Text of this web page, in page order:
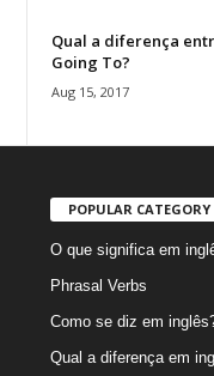
Qual a diferença
Going To?
Aug 15, 2017
POPULAR CATEGORY
O que significa em
Phrasal Verbs
Como se diz em
Qual a diferença em